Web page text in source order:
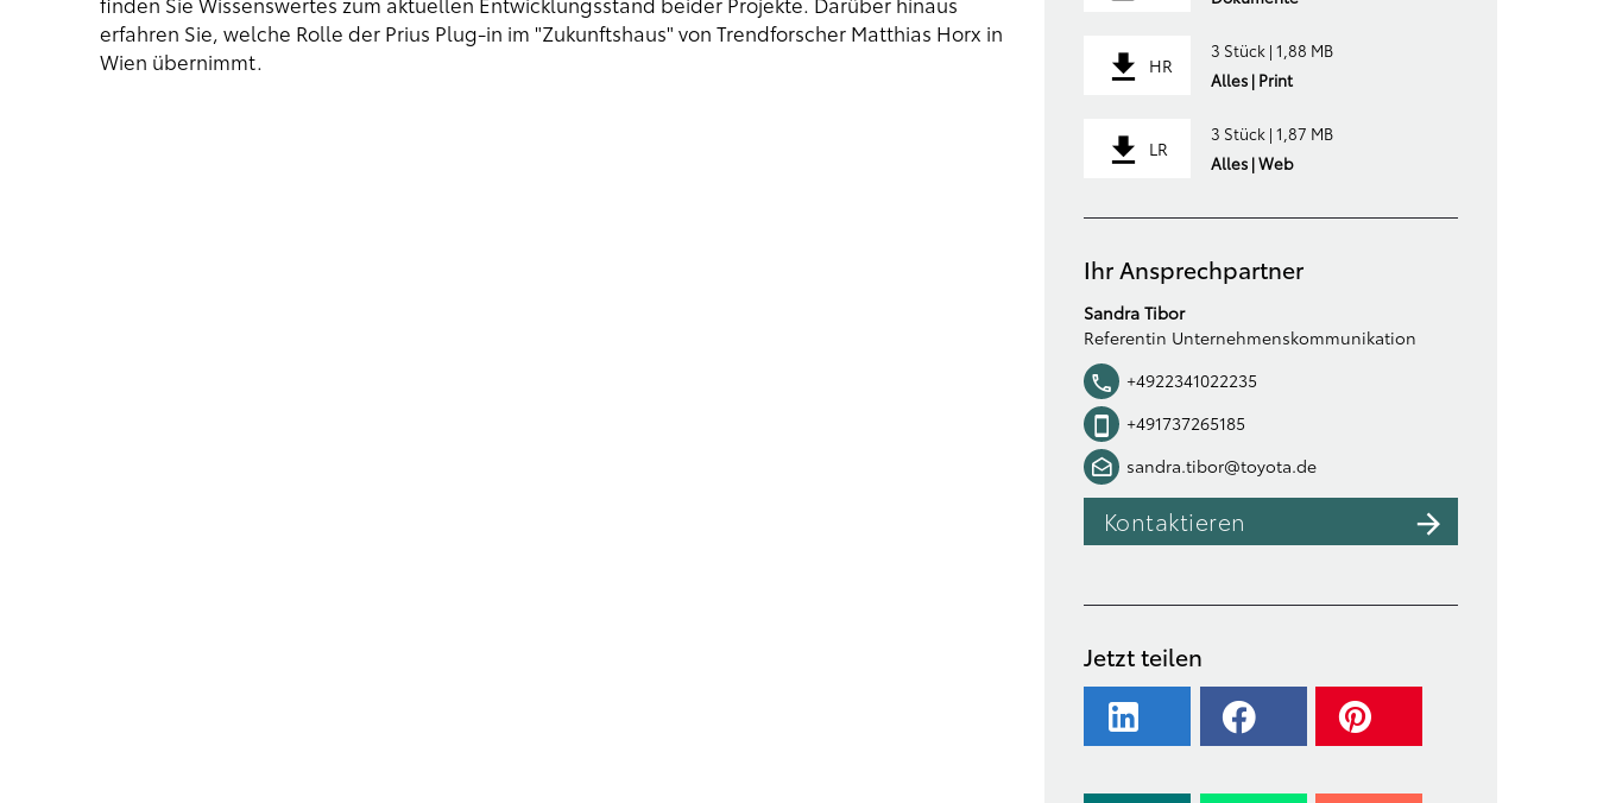
erfahren Sie, welche Rolle der Prius Plug-in im "Zukunftshaus" von Trendforscher Matthias Horx in
Wien übernimmt.
HR
3 Stück | 1,88 MB
Alles | Print
LR
3 Stück | 1,87 MB
Alles | Web
Ihr Ansprechpartner
Sandra Tibor
Referentin Unternehmenskommunikation
+4922341022235
+491737265185
sandra.tibor@toyota.de
Kontaktieren
Jetzt teilen